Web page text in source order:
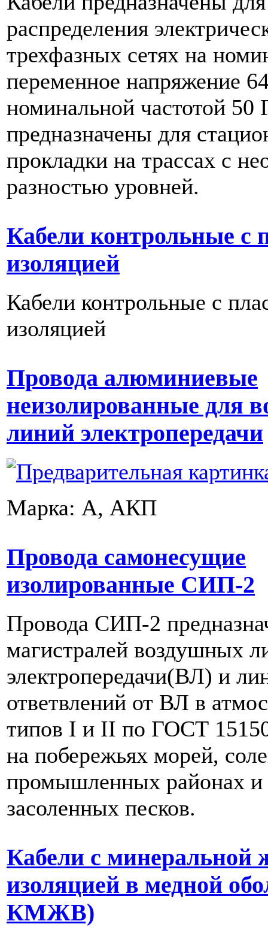
распределения
трехфазных сетях на
переменное напряжение
номинальной частотой 50
предназначены для
прокладки на трассах с
разностью уровней.
Кабели контрольные с
изоляцией
Кабели контрольные с
изоляцией
Провода алюминиевые
неизолированные для
линий электропередачи
Марка: А, АКП
Провода самонесущие
изолированные СИП-2
Провода СИП-2
магистралей воздушных
электропередачи(ВЛ) и
ответвлений от ВЛ в
типов I и II по ГОСТ
на побережьях морей,
промышленных районах и
засоленных песков.
Кабели с минеральной
изоляцией в медной
КМЖВ)